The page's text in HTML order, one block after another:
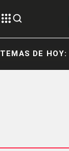
TEMAS DE HOY:
MACHADO